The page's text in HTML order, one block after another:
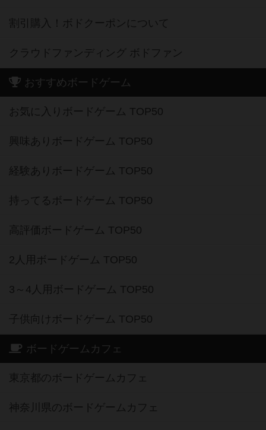
割引購入！ボドクーポンについて
クラウドファンディング ボドファン
おすすめボードゲーム
お気に入りボードゲーム TOP50
興味ありボードゲーム TOP50
経験ありボードゲーム TOP50
持ってるボードゲーム TOP50
高評価ボードゲーム TOP50
2人用ボードゲーム TOP50
3～4人用ボードゲーム TOP50
子供向けボードゲーム TOP50
ボードゲームカフェ
東京都のボードゲームカフェ
神奈川県のボードゲームカフェ